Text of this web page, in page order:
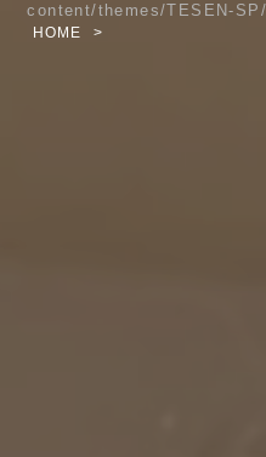
content/themes/TESEN-
HOME >